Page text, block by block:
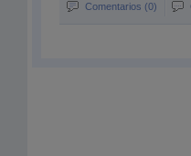
Comentarios (0)